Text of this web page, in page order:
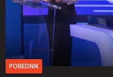
POBEDNIK